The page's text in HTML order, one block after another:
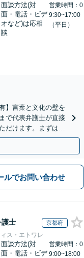
面談方法(対
面・電話・ビデ
オなど)は応相
談
営業時間：0
9:30~17:00
（平日）
】言葉と文化の壁を
で代表弁護士が直接
だけます。まずは一
ルでお問い合わせ
護士 京都府
ス・エトワレ
面談方法(対
面・電話・ビデ
営業時間：0
9:00~18:00